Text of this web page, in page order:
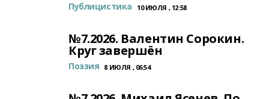
Публицистика 10 ИЮЛЯ , 12:58
№7.2026. Валентин Сорокин.
Круг завершён
Поэзия 8 ИЮЛЯ , 06:54